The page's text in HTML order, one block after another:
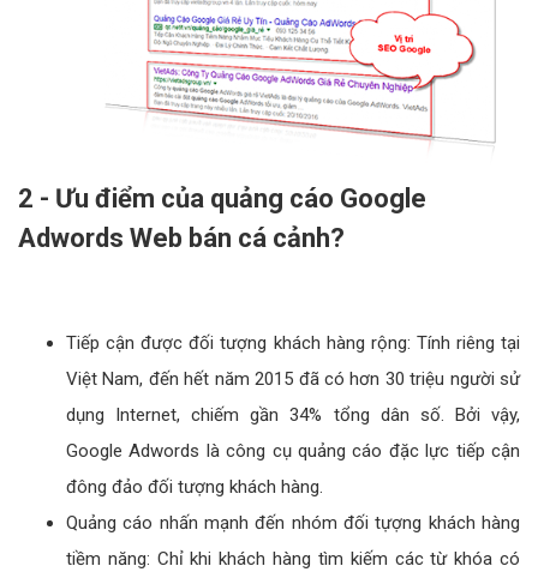
2 - Ưu điểm của quảng cáo Google
Adwords Web bán cá cảnh?
Tiếp cận được đối tượng khách hàng rộng: Tính riêng tại
Việt Nam, đến hết năm 2015 đã có hơn 30 triệu người sử
dụng Internet, chiếm gần 34% tổng dân số. Bởi vậy,
Google Adwords là công cụ quảng cáo đặc lực tiếp cận
đông đảo đối tượng khách hàng.
Quảng cáo nhấn mạnh đến nhóm đối tựợng khách hàng
tiềm năng: Chỉ khi khách hàng tìm kiếm các từ khóa có